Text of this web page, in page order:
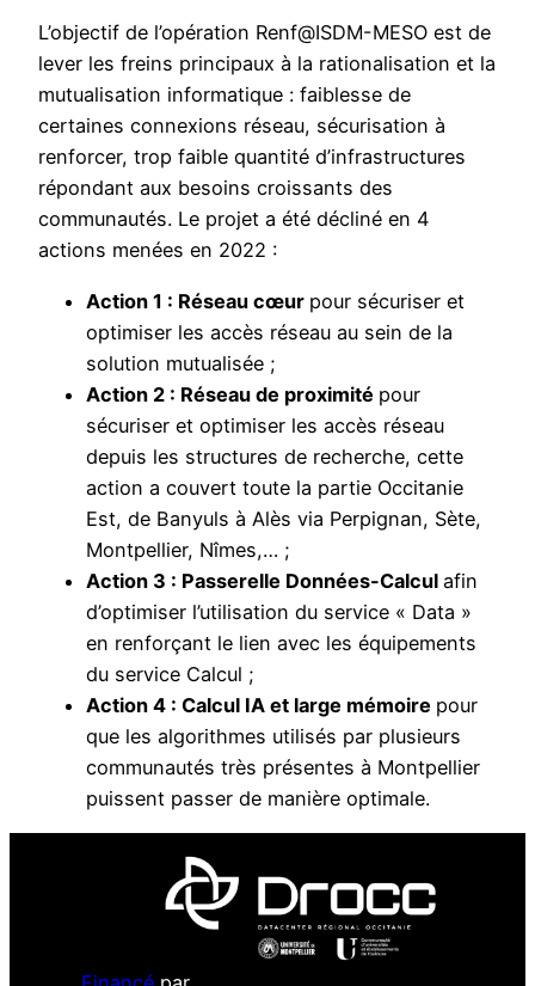
L’objectif de l’opération Renf@ISDM-MESO est de
lever les freins principaux à la rationalisation et la
mutualisation informatique : faiblesse de
certaines connexions réseau, sécurisation à
renforcer, trop faible quantité d’infrastructures
répondant aux besoins croissants des
communautés. Le projet a été décliné en 4
actions menées en 2022 :
Action 1 : Réseau cœur pour sécuriser et
optimiser les accès réseau au sein de la
solution mutualisée ;
Action 2 : Réseau de proximité pour
sécuriser et optimiser les accès réseau
depuis les structures de recherche, cette
action a couvert toute la partie Occitanie
Est, de Banyuls à Alès via Perpignan, Sète,
Montpellier, Nîmes,… ;
Action 3 : Passerelle Données-Calcul afin
d’optimiser l’utilisation du service « Data »
en renforçant le lien avec les équipements
du service Calcul ;
Action 4 : Calcul IA et large mémoire pour
que les algorithmes utilisés par plusieurs
communautés très présentes à Montpellier
puissent passer de manière optimale.